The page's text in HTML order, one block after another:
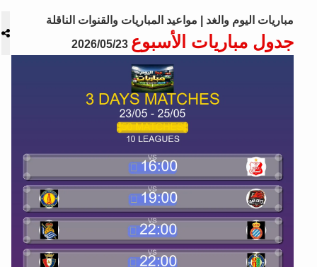
مباريات اليوم والغد | مواعيد المباريات والقنوات الناقلة
جدول مباريات الأسبوع 2026/05/23